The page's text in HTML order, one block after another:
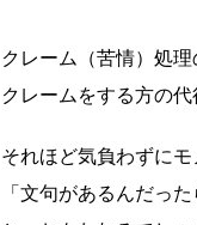
クレーム（苦情）処理
クレームをする方の代
それほど気負わずに
「文句があるんだっ